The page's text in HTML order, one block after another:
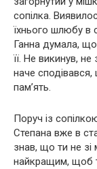
сопілка.
їхнього шлюбу в
Ганна думала, що
її. Не викинув,
наче
пам’ять.
Поруч із
Степана вже в
знав, що ти не зі
найкращим, щоб